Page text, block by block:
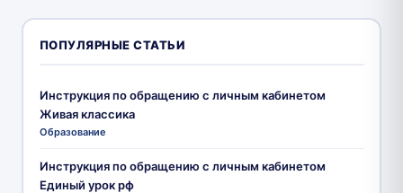
ПОПУЛЯРНЫЕ СТАТЬИ
Инструкция по обращению с личным кабинетом
Живая классика
Образование
Инструкция по обращению с личным кабинетом
Единый урок рф